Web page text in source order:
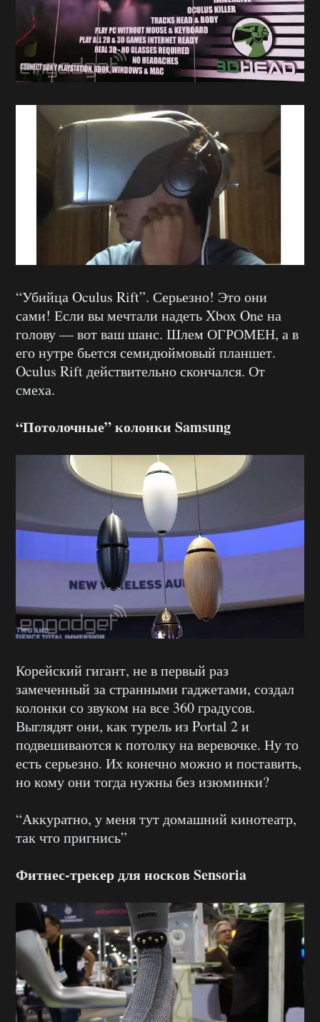
“Убийца Oculus Rift”. Серьезно! Это они
сами! Если вы мечтали надеть Xbox One на
голову — вот ваш шанс. Шлем ОГРОМЕН, а в
его нутре бьется семидюймовый планшет.
Oculus Rift действительно скончался. От
смеха.
“Потолочные” колонки Samsung
Корейский гигант, не в первый раз
замеченный за странными гаджетами, создал
колонки со звуком на все 360 градусов.
Выглядят они, как турель из Portal 2 и
подвешиваются к потолку на веревочке. Ну то
есть серьезно. Их конечно можно и поставить,
но кому они тогда нужны без изюминки?
“Аккуратно, у меня тут домашний кинотеатр,
так что пригнись”
Фитнес-трекер для носков Sensoria